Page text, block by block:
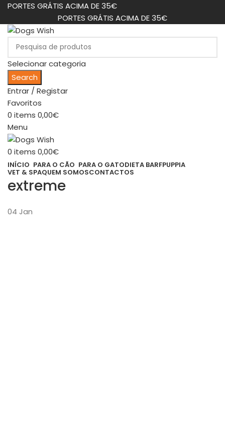
PORTES GRÁTIS ACIMA DE 35€
PORTES GRÁTIS ACIMA DE 35€
Selecionar categoria
Search
Entrar / Registar
Favoritos
0 items 0,00€
Menu
0 items 0,00€
INÍCIO PARA O CÃO PARA O GATODIETA BARFPUPPIA
VET & SPAQUEM SOMOSCONTACTOS
extreme
04 Jan